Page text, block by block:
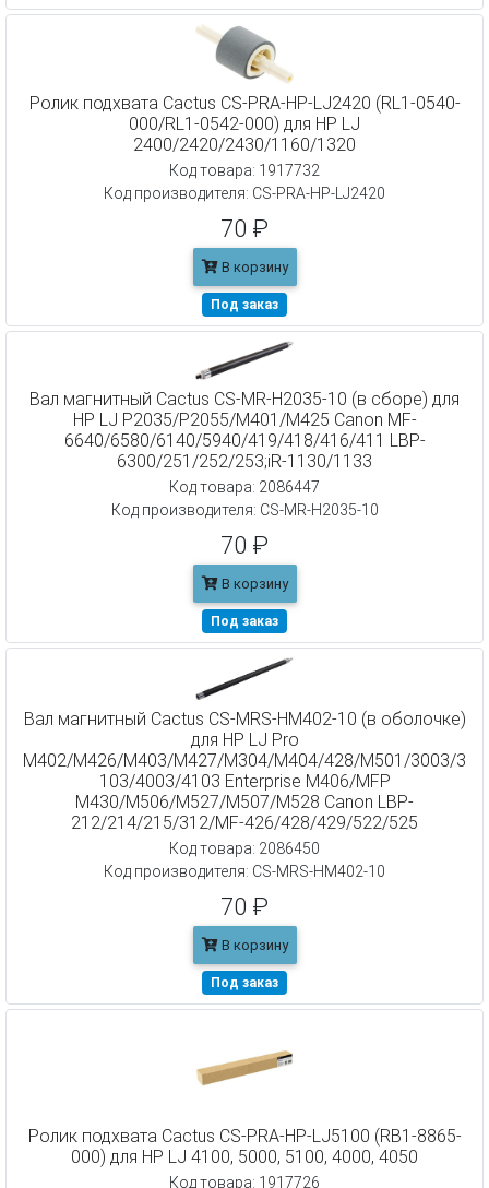
Ролик подхвата Cactus CS-PRA-HP-LJ2420 (RL1-0540-
000/RL1-0542-000) для HP LJ
2400/2420/2430/1160/1320
Код товара: 1917732
Код производителя: CS-PRA-HP-LJ2420
70 ₽
В корзину
Под заказ
Вал магнитный Cactus CS-MR-H2035-10 (в сборе) для
HP LJ P2035/P2055/M401/M425 Canon MF-
6640/6580/6140/5940/419/418/416/411 LBP-
6300/251/252/253;iR-1130/1133
Код товара: 2086447
Код производителя: CS-MR-H2035-10
70 ₽
В корзину
Под заказ
Вал магнитный Cactus CS-MRS-HM402-10 (в оболочке)
для HP LJ Pro
M402/M426/M403/M427/M304/M404/428/M501/3003/3
103/4003/4103 Enterprise M406/MFP
M430/M506/M527/M507/M528 Canon LBP-
212/214/215/312/MF-426/428/429/522/525
Код товара: 2086450
Код производителя: CS-MRS-HM402-10
70 ₽
В корзину
Под заказ
Ролик подхвата Cactus CS-PRA-HP-LJ5100 (RB1-8865-
000) для HP LJ 4100, 5000, 5100, 4000, 4050
Код товара: 1917726